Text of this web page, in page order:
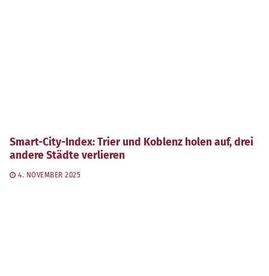
Smart-City-Index: Trier und Koblenz holen auf, drei
andere Städte verlieren
4. NOVEMBER 2025